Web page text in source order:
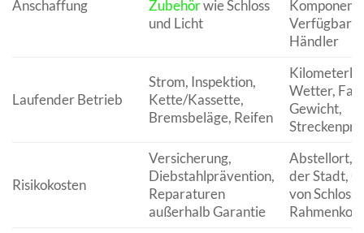
Anschaffung
Zubehörwie Schloss
und Licht
Händler
Laufender Betrieb
Strom, Inspektion,
Kette/Kassette,
Bremsbeläge, Reifen
Wetter,
Gewicht,
Risikokosten
Versicherung,
Diebstahlprävention,
Reparaturen
außerhalb Garantie
Abstellort,
der Stadt,
von Schloss